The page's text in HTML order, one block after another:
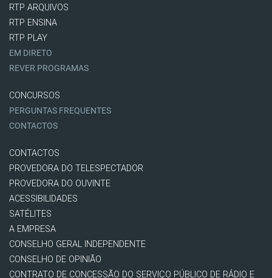
RTP ARQUIVOS
RTP ENSINA
RTP PLAY
EM DIRETO
REVER PROGRAMAS
CONCURSOS
PERGUNTAS FREQUENTES
CONTACTOS
CONTACTOS
PROVEDORA DO TELESPECTADOR
PROVEDORA DO OUVINTE
ACESSIBILIDADES
SATÉLITES
A EMPRESA
CONSELHO GERAL INDEPENDENTE
CONSELHO DE OPINIÃO
CONTRATO DE CONCESSÃO DO SERVIÇO PÚBLICO DE RÁDIO E